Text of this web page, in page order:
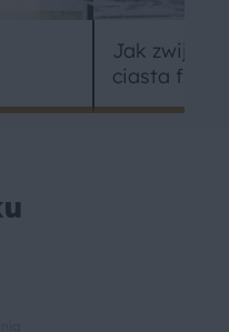
Jak zwijać
ciasta